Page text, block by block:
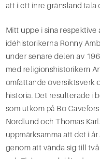
att i ett inre gränsland tala
Mitt uppe i sina
idéhistorikerna Ronny
under senare delen av
med religionshistorikern
omfattande översiktsverk
historia. Det resulterade i
som utkom på Bo
Nordlund och Tho­mas
uppmärksamma att det i
genom att vända sig till